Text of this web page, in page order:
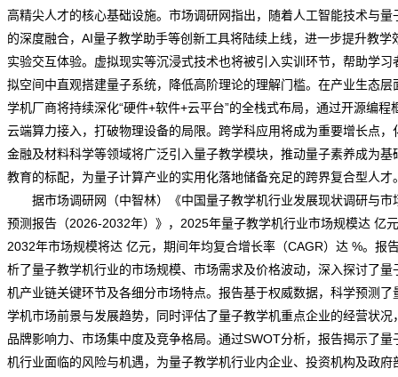
高精尖人才的核心基础设施。 市场调研网指出，随着人工智能技术与量
的深度融合，AI量子教学助手等创新工具将陆续上线，进一步提升教学
实验交互体验。虚拟现实等沉浸式技术也将被引入实训环节，帮助学习
拟空间中直观搭建量子系统，降低高阶理论的理解门槛。在产业生态层
学机厂商将持续深化“硬件+软件+云平台”的全栈式布局，通过开源编程
云端算力接入，打破物理设备的局限。跨学科应用将成为重要增长点，
金融及材料科学等领域将广泛引入量子教学模块，推动量子素养成为基
教育的标配，为量子计算产业的实用化落地储备充足的跨界复合型人才
据市场调研网（中智林）《中国量子教学机行业发展现状调研与市
预测报告（2026-2032年） 》，2025年量子教学机行业市场规模达 亿
2032年市场规模将达 亿元，期间年均复合增长率（CAGR）达 %。报
析了量子教学机行业的市场规模、市场需求及价格波动，深入探讨了量
机产业链关键环节及各细分市场特点。报告基于权威数据，科学预测 了
学机市场前景与发展趋势，同时评估了量子教学机重点企业的经营状况
品牌影响力、市场集中度及竞争格局。通过SWOT分析，报告揭示了量
机行业面临的风险与机遇，为量子教学机行业内企业、投资机构及政府